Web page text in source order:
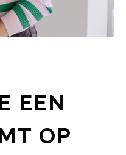
EEN
OP